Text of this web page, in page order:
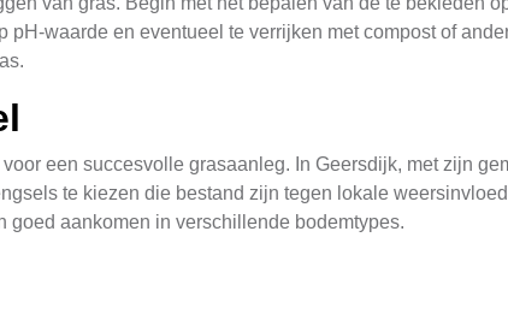
pH-waarde en eventueel te verrijken met compost of
een succesvolle grasaanleg. In Geersdijk, met zijn
te kiezen die bestand zijn tegen lokale
goed aankomen in verschillende bodemtypes.